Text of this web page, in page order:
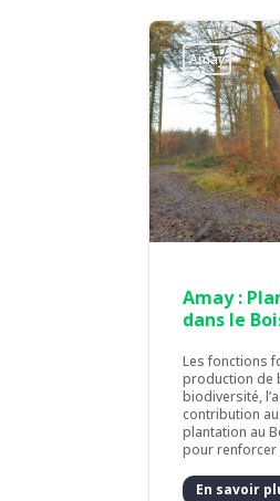
Amay
Amay :
dans le
Les fonctions
production de
biodiversité,
contribution
plantation au
pour renforcer
En savoir